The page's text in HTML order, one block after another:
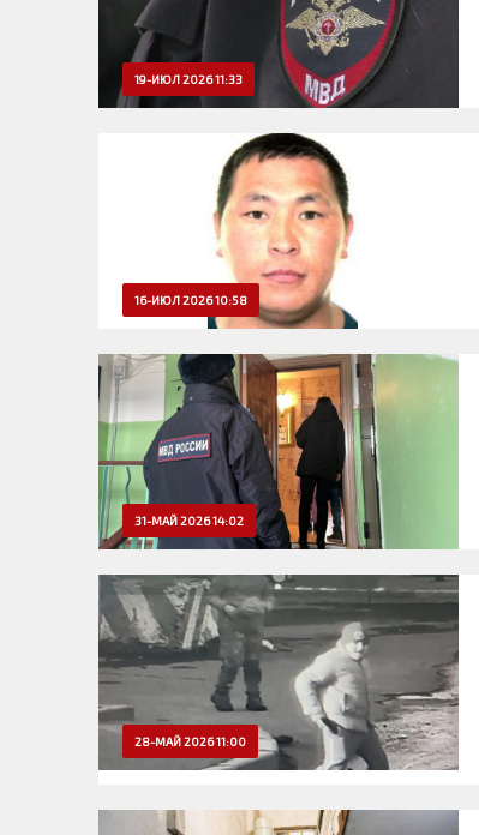
19-ИЮЛ 2026 11:33
16-ИЮЛ 2026 10:58
31-МАЙ 2026 14:02
28-МАЙ 2026 11:00